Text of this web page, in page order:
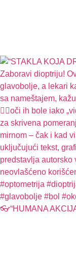
👓“HUMANA